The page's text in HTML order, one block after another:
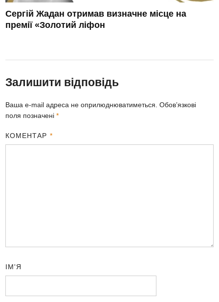
Сергій Жадан отримав визначне місце на
премії «Золотий ліфон
Залишити відповідь
Ваша e-mail адреса не оприлюднюватиметься. Обов’язкові
поля позначені*
КОМЕНТАР *
ІМ'Я